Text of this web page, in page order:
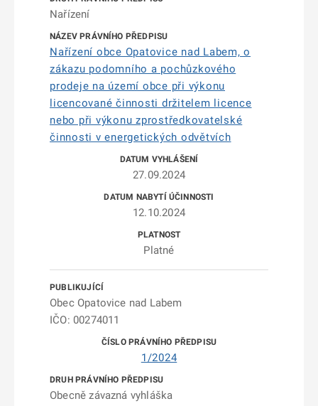
Nařízení
Nařízení obce Opatovice nad Labem, o
zákazu podomního a pochůzkového
prodeje na území obce při výkonu
licencované činnosti držitelem licence
nebo při výkonu zprostředkovatelské
činnosti v energetických odvětvích
27.09.2024
12.10.2024
Platné
Obec Opatovice nad Labem
IČO: 00274011
1/2024
Obecně závazná vyhláška